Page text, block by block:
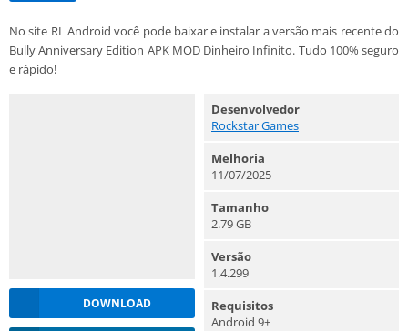
No site RL Android você pode baixar e instalar a versão mais recente do
Bully Anniversary Edition APK MOD Dinheiro Infinito. Tudo 100% seguro
e rápido!
DOWNLOAD
Desenvolvedor
Rockstar Games
Melhoria
11/07/2025
Tamanho
2.79 GB
Versão
1.4.299
Requisitos
Android 9+